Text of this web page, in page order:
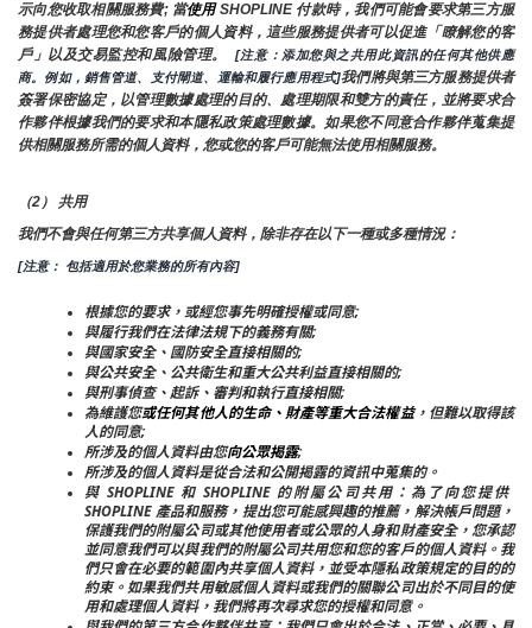
示向您收取相關服務費; 當使用 SHOPLINE 付款時，我們可能會要求第三方服
務提供者處理您和您客戶的個人資料，這些服務提供者可以促進「瞭解您的客
戶」以及交易監控和風險管理。
[注意：添加您與之共用此資訊的任何其他供應
商。例如，銷售管道、支付閘道、運輸和履行應用程式]我們將與第三方服務提供者
簽署保密協定，以管理數據處理的目的、處理期限和雙方的責任，並將要求合
作夥伴根據我們的要求和本隱私政策處理數據。如果您不同意合作夥伴蒐集提
供相關服務所需的個人資料，您或您的客戶可能無法使用相關服務。
（2） 共用
我們不會與任何第三方共享個人資料，除非存在以下一種或多種情況：
[注意： 包括適用於您業務的所有內容]
根據您的要求，或經您事先明確授權或同意;
與履行我們在法律法規下的義務有關;
與國家安全、國防安全直接相關的;
與公共安全、公共衛生和重大公共利益直接相關的;
與刑事偵查、起訴、審判和執行直接相關;
為維護您或任何其他人的生命、財產等重大合法權益，但難以取得該
人的同意;
所涉及的個人資料由您向公眾揭露;
所涉及的個人資料是從合法和公開揭露的資訊中蒐集的。
與 SHOPLINE 和 SHOPLINE 的附屬公司共用：為了向您提供
SHOPLINE 產品和服務，提出您可能感興趣的推薦，解決帳戶問題，
保護我們的附屬公司或其他使用者或公眾的人身和財產安全，您承認
並同意我們可以與我們的附屬公司共用您和您的客戶的個人資料。我
們只會在必要的範圍內共享個人資料，並受本隱私政策規定的目的的
約束。如果我們共用敏感個人資料或我們的關聯公司出於不同目的使
用和處理個人資料，我們將再次尋求您的授權和同意。